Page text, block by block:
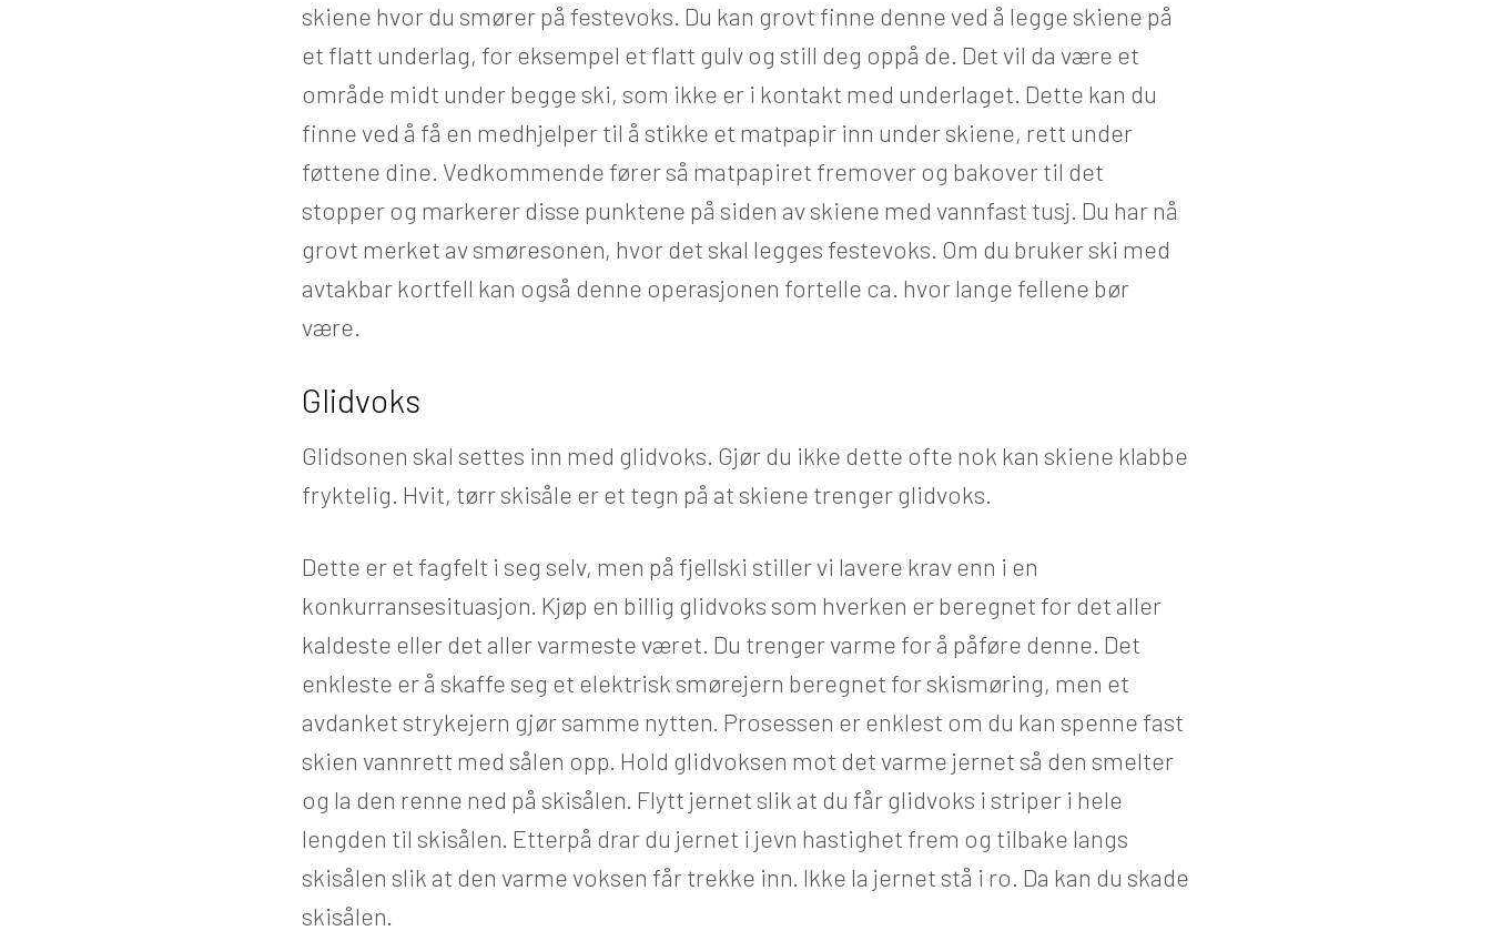
skiene hvor du smører på festevoks. Du kan grovt finne denne ved å legge skiene på
et flatt underlag, for eksempel et flatt gulv og still deg oppå de. Det vil da være et
område midt under begge ski, som ikke er i kontakt med underlaget. Dette kan du
finne ved å få en medhjelper til å stikke et matpapir inn under skiene, rett under
føttene dine. Vedkommende fører så matpapiret fremover og bakover til det
stopper og markerer disse punktene på siden av skiene med vannfast tusj. Du har nå
grovt merket av smøresonen, hvor det skal legges festevoks. Om du bruker ski med
avtakbar kortfell kan også denne operasjonen fortelle ca. hvor lange fellene bør
være.
Glidvoks
Glidsonen skal settes inn med glidvoks. Gjør du ikke dette ofte nok kan skiene klabbe
fryktelig. Hvit, tørr skisåle er et tegn på at skiene trenger glidvoks.
Dette er et fagfelt i seg selv, men på fjellski stiller vi lavere krav enn i en
konkurransesituasjon. Kjøp en billig glidvoks som hverken er beregnet for det aller
kaldeste eller det aller varmeste været. Du trenger varme for å påføre denne. Det
enkleste er å skaffe seg et elektrisk smørejern beregnet for skismøring, men et
avdanket strykejern gjør samme nytten. Prosessen er enklest om du kan spenne fast
skien vannrett med sålen opp. Hold glidvoksen mot det varme jernet så den smelter
og la den renne ned på skisålen. Flytt jernet slik at du får glidvoks i striper i hele
lengden til skisålen. Etterpå drar du jernet i jevn hastighet frem og tilbake langs
skisålen slik at den varme voksen får trekke inn. Ikke la jernet stå i ro. Da kan du skade
skisålen.